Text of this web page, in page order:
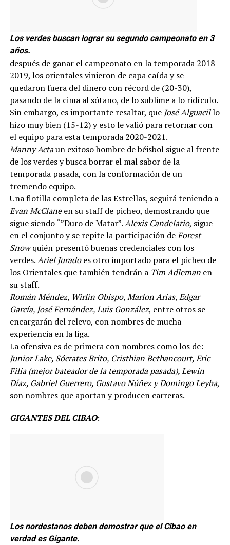
Los verdes buscan lograr su segundo campeonato en 3
años.
después de ganar el campeonato en la temporada 2018-
2019, los orientales vinieron de capa caída y se
quedaron fuera del dinero con récord de (20-30),
pasando de la cima al sótano, de lo sublime a lo ridículo.
Sin embargo, es importante resaltar, que José Alguacillo
hizo muy bien (15-12) y esto le valió para retornar con
el equipo para esta temporada 2020-2021.
Manny Actaun exitoso hombre de béisbol sigue al frente
de los verdes y busca borrar el mal sabor de la
temporada pasada, con la conformación de un
tremendo equipo.
Una flotilla completa de las Estrellas, seguirá teniendo a
Evan McClaneen su staff de picheo, demostrando que
sigue siendo “”Duro de Matar”.Alexis Candelario, sigue
en el conjunto y se repite la participación deForest
Snowquién presentó buenas credenciales con los
verdes.Ariel Juradoes otro importado para el picheo de
los Orientales que también tendrán a Tim Adlemanen
su staff.
Román Méndez, Wirfin Obispo, Marlon Arias, Edgar
García, José Fernández, Luis González, entre otros se
encargarán del relevo, con nombres de mucha
experiencia en la liga.
La ofensiva es de primera con nombres como los de:
Junior Lake, Sócrates Brito, Cristhian Bethancourt, Eric
Filia (mejor bateador de la temporada pasada), Lewin
Díaz, Gabriel Guerrero, Gustavo Núñez y Domingo Leyba,
son nombres que aportan y producen carreras.
GIGANTES DEL CIBAO:
Los nordestanos deben demostrar que el Cibao en
verdad es Gigante.